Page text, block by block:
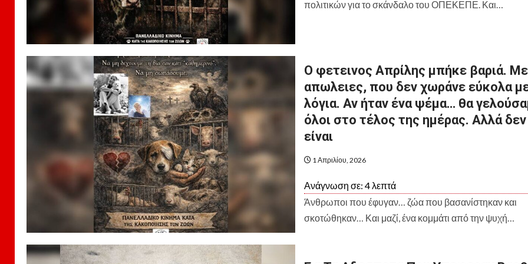
πολιτικών για το σκάνδαλο του ΟΠΕΚΕΠΕ. Και…
Ο φετεινος Απρίλης μπήκε βαριά. Με
απωλειες, που δεν χωράνε εύκολα
λόγια. Αν ήταν ένα ψέμα… θα
όλοι στο τέλος της ημέρας. Αλλά δεν
είναι
1 Απριλίου, 2026
Ανάγνωση σε: 4λεπτά
Άνθρωποι που έφυγαν… ζώα που βασανίστηκαν και
σκοτώθηκαν… Και μαζί, ένα κομμάτι από την ψυχή…